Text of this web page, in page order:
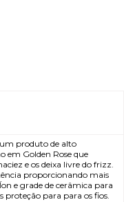
um produto de alto
em Golden Rose que
e os deixa livre do frizz.
proporcionando mais
e grade de cerâmica para
para para os fios.